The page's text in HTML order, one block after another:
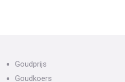
Goudprijs
Goudkoers